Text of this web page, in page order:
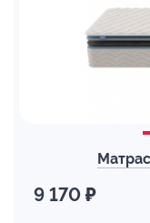
9 170 ₽